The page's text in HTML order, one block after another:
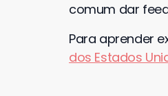
comum dar
Para aprender
dos Estados